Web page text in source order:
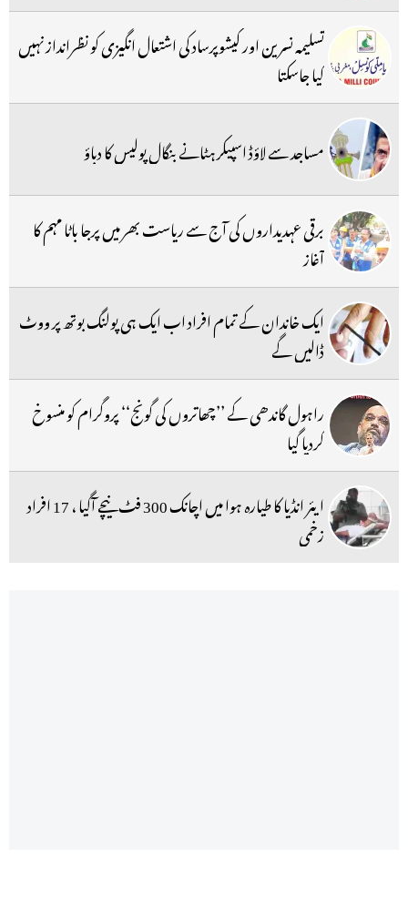
تسلیمہ نسرین اور کیشوپرساد کی اشتعال انگیزی کو نظرانداز نہیں
کیا جاسکتا
مساجد سے لاؤڈ اسپیکر ہٹانے بنگال پولیس کا دباؤ
برقی عہدیداروں کی آج سے ریاست بھر میں پرجا باٹا مہم کا
آغاز
ایک خاندان کے تمام افراد اب ایک ہی پولنگ بوتھ پر ووٹ
ڈالیں گے
راہول گاندھی کے ’’چھاتروں کی گونج‘‘ پروگرام کو منسوخ
کردیا گیا
ایئر انڈیا کا طیارہ ہوا میں اچانک 300 فٹ نیچے آگیا ، 17 افراد
زخمی